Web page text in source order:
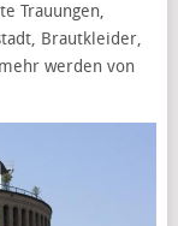
Trauungen,
Brautkleider,
werden von